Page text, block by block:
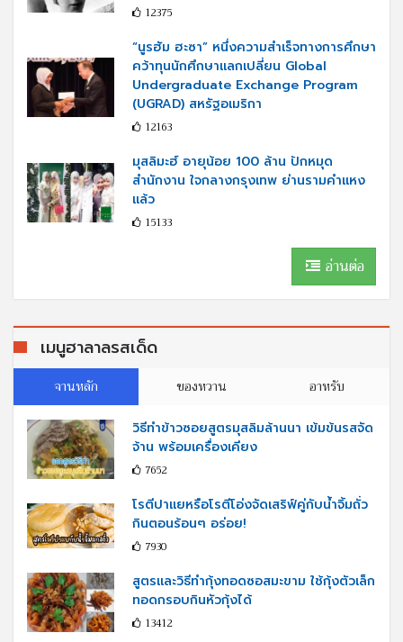
12375
“นูรฮัม ฮะซา” หนึ่งความสำเร็จทางการศึกษา
คว้าทุนนักศึกษาแลกเปลี่ยน Global
Undergraduate Exchange Program
(UGRAD) สหรัฐอเมริกา
12163
มุสลิมะฮ์ อายุน้อย 100 ล้าน ปักหมุด
สำนักงาน ใจกลางกรุงเทพ ย่านรามคำแหง
แล้ว
15133
อ่านต่อ
เมนูฮาลาลรสเด็ด
จานหลัก ของหวาน อาหรับ
วิธีทำข้าวซอยสูตรมุสลิมล้านนา เข้มข้นรสจัด
จ้าน พร้อมเครื่องเคียง
7652
โรตีปาแยหรือโรตีโอ่งจัดเสริฟ์คู่กับนํ้าจิ้มถั่ว
กินตอนร้อนๆ อร่อย!
7930
สูตรและวิธีทำกุ้งทอดซอสมะขาม ใช้กุ้งตัวเล็ก
ทอดกรอบกินหัวกุ้งได้
13412